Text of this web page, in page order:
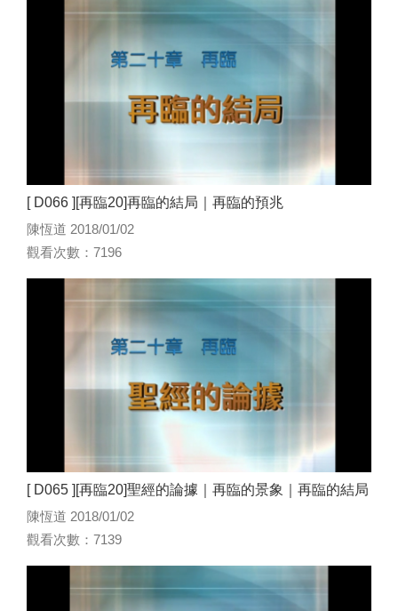
[ D066 ][再臨20]再臨的結局｜再臨的預兆
陳恆道 2018/01/02
觀看次數：7196
[ D065 ][再臨20]聖經的論據｜再臨的景象｜再臨的結局
陳恆道 2018/01/02
觀看次數：7139